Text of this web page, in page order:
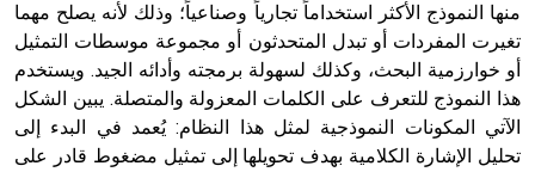
منها النموذج الأكثر استخداماً تجارياً وصناعياً؛ وذلك لأنه يصلح مهما
تغيرت المفردات أو تبدل المتحدثون أو مجموعة موسطات التمثيل
أو خوارزمية البحث، وكذلك لسهولة برمجته وأدائه الجيد. ويستخدم
هذا النموذج للتعرف على الكلمات المعزولة والمتصلة. يبين الشكل
الآتي المكونات النموذجية لمثل هذا النظام: يُعمد في البدء إلى
تحليل الإشارة الكلامية بهدف تحويلها إلى تمثيل مضغوط قادر على